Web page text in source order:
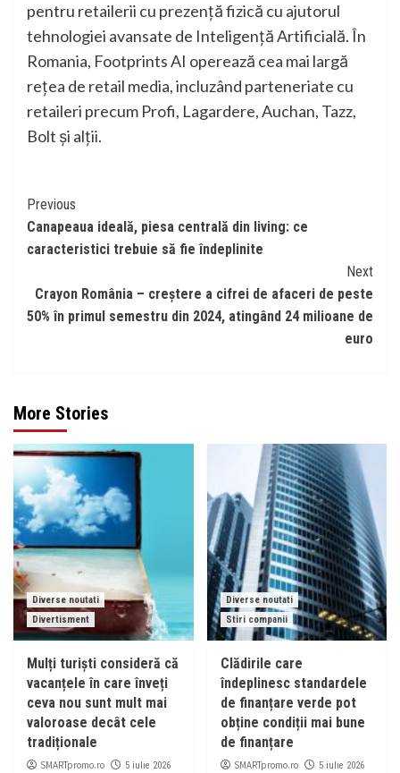
pentru retailerii cu prezență fizică cu ajutorul
tehnologiei avansate de Inteligență Artificială. În
Romania, Footprints AI operează cea mai largă
rețea de retail media, incluzând parteneriate cu
retaileri precum Profi, Lagardere, Auchan, Tazz,
Bolt și alții.
Continue
Reading
Previous
Canapeaua ideală, piesa centrală din living: ce
caracteristici trebuie să fie îndeplinite
Next
Crayon România – creștere a cifrei de afaceri de peste
50% în primul semestru din 2024, atingând 24 milioane de
euro
More Stories
Diverse noutati
Divertisment
Mulți turiști consideră că
vacanțele în care înveți
ceva nou sunt mult mai
valoroase decât cele
tradiționale
SMARTpromo.ro 5 iulie 2026
Diverse noutati
Stiri companii
Clădirile care
îndeplinesc standardele
de finanțare verde pot
obține condiții mai bune
de finanțare
SMARTpromo.ro 5 iulie 2026